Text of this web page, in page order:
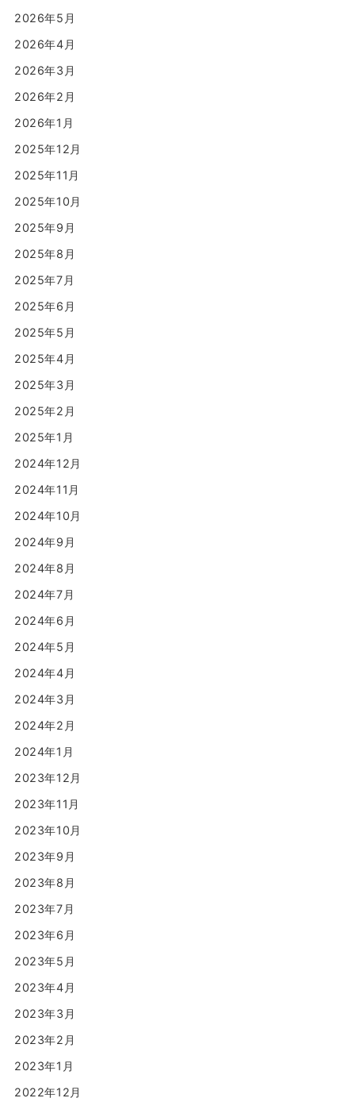
2026年5月
2026年4月
2026年3月
2026年2月
2026年1月
2025年12月
2025年11月
2025年10月
2025年9月
2025年8月
2025年7月
2025年6月
2025年5月
2025年4月
2025年3月
2025年2月
2025年1月
2024年12月
2024年11月
2024年10月
2024年9月
2024年8月
2024年7月
2024年6月
2024年5月
2024年4月
2024年3月
2024年2月
2024年1月
2023年12月
2023年11月
2023年10月
2023年9月
2023年8月
2023年7月
2023年6月
2023年5月
2023年4月
2023年3月
2023年2月
2023年1月
2022年12月